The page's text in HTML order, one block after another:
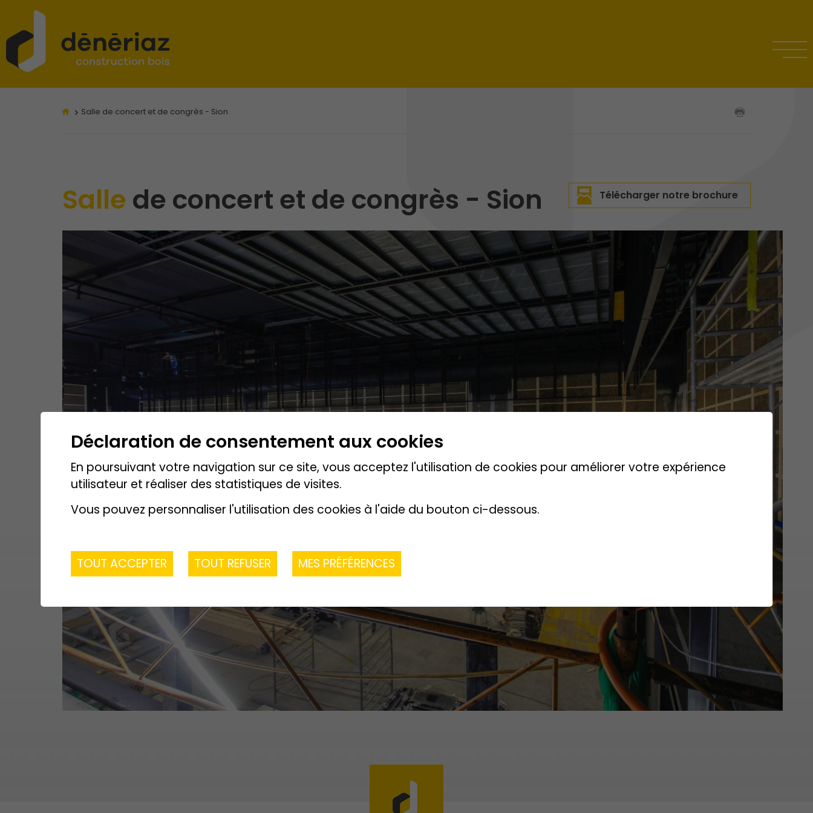
Salle de concert et de congrès - Sion
Télécharger notre brochure
Salle de concert et de congrès - Sion
Déclaration de consentement aux cookies
En poursuivant votre navigation sur ce site, vous acceptez l'utilisation de cookies pour améliorer votre expérience
utilisateur et réaliser des statistiques de visites.
Vous pouvez personnaliser l'utilisation des cookies à l'aide du bouton ci-dessous.
TOUT ACCEPTER TOUT REFUSER MES PRÉFÉRENCES